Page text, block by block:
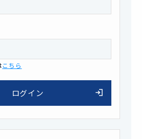
こちら
ログイン